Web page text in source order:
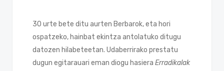
30 urte bete ditu aurten Berbarok, eta hori
ospatzeko, hainbat ekintza antolatuko ditugu
datozen hilabeteetan. Udaberrirako prestatu
dugun egitarauari eman diogu hasiera Erradikalak